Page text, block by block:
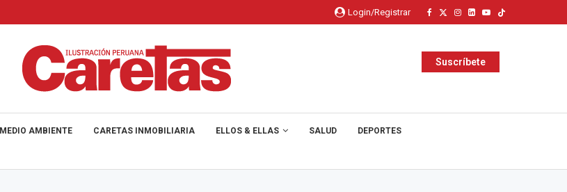
Login/Registrar
Suscríbete
MEDIO AMBIENTE CARETAS INMOBILIARIA ELLOS & ELLAS SALUD DEPORTES